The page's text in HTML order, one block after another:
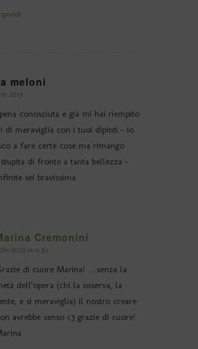
meloni
in 22:13
conosciuta e già mi hai riempito
di meraviglia con i tuoi dipinti – io
a fare certe cose ma rimango
di fronte a tanta bellezza –
sei bravissima
Cremonini
dice:
11/2023 in 11:30
di cuore Marina! …senza la
dell’opera (chi la osserva, la
e si meraviglia) il nostro creare
avrebbe senso <3 grazie di cuore!